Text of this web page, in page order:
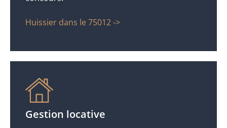
Huissier dans le 75012 ->
Gestion locative